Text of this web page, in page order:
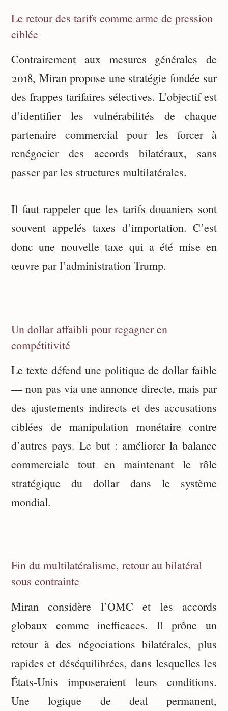
Le retour des tarifs comme arme de pression
ciblée
Contrairement aux mesures générales de
2018, Miran propose une stratégie fondée sur
des frappes tarifaires sélectives. L’objectif est
d’identifier les vulnérabilités de chaque
partenaire commercial pour les forcer à
renégocier des accords bilatéraux, sans
passer par les structures multilatérales.
Il faut rappeler que les tarifs douaniers sont
souvent appelés taxes d’importation. C’est
donc une nouvelle taxe qui a été mise en
œuvre par l’administration Trump.
Un dollar affaibli pour regagner en
compétitivité
Le texte défend une politique de dollar faible
— non pas via une annonce directe, mais par
des ajustements indirects et des accusations
ciblées de manipulation monétaire contre
d’autres pays. Le but : améliorer la balance
commerciale tout en maintenant le rôle
stratégique du dollar dans le système
mondial.
Fin du multilatéralisme, retour au bilatéral
sous contrainte
Miran considère l’OMC et les accords
globaux comme inefficaces. Il prône un
retour à des négociations bilatérales, plus
rapides et déséquilibrées, dans lesquelles les
États-Unis imposeraient leurs conditions.
Une logique de deal permanent,